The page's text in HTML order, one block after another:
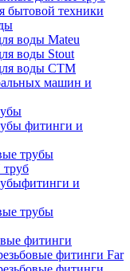
бытовой техники
воды Mateu
воды Stout
воды СТМ
машин и
фитинги и
трубы
и
трубы
фитинги
фитинги Far